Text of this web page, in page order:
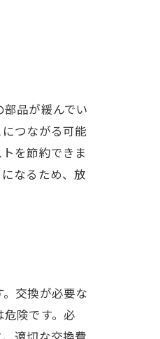
品が緩んでい
つながる可能
を節約できま
なるため、放
交換が必要な
険です。必